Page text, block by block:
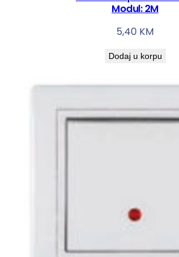
Modul: 2M
5,40 KM
Dodaj u korpu